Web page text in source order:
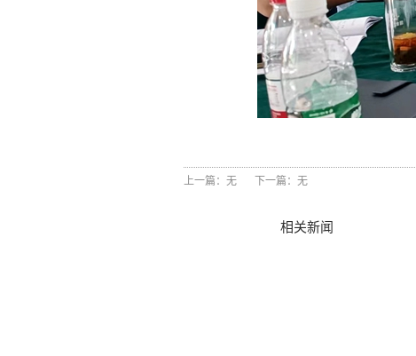
上一篇：无 下一篇：无
相关新闻